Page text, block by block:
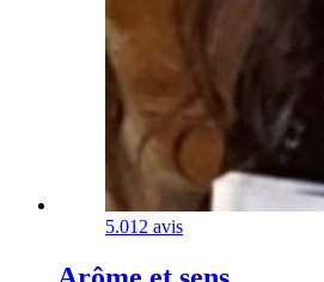
5.012 avis